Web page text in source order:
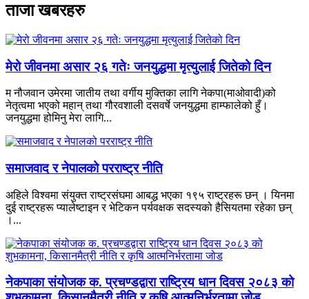
ताजा खबरहरु
मेरो जीवनमा असार २६ गतेः जनयुद्धमा मृत्युलाई जितेको दिन
म नौजवान उमेरमा जातीय तथा वर्गीय मुक्तिका लागि नेकपा(माओवादी)को
नेतृत्वमा भएको महान् तथा गौरवशाली दसवर्षे जनयुद्धमा हाम्फालेको हुँ।
जनयुद्धमा होमिनु मेरा लागि...
समाजवाद र नेपालको परराष्ट्र नीति
अहिले विश्वमा संयुक्त राष्ट्रसंघमा आबद्ध भएका १९५ राष्ट्रहरू छन् । यिनमा
दुई राष्ट्रहरू प्यालेष्टाइन र भेटिकन पर्यवक्षक सदस्यको हैसियतमा रहेका छन्
।...
नेकपाका संयोजक क. प्रचण्डद्वारा राष्ट्रिय धान दिवस २०८३ को